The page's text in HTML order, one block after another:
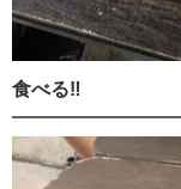
食べる‼️